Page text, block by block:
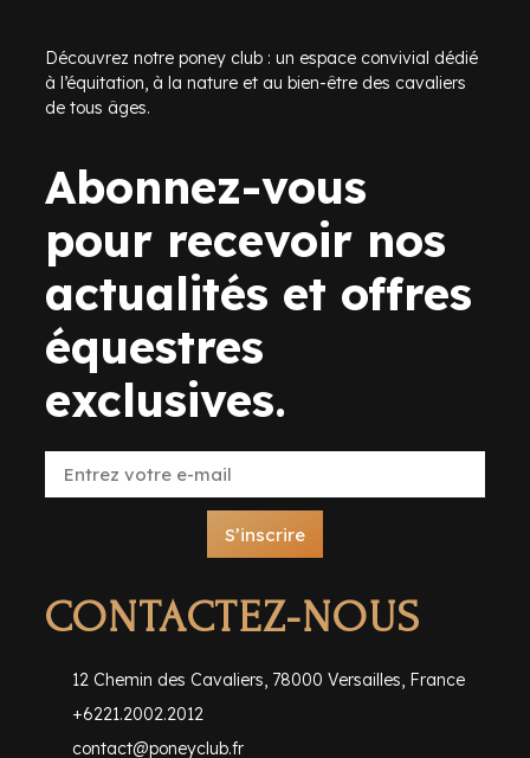
Découvrez notre poney club : un espace convivial dédié
à l’équitation, à la nature et au bien-être des cavaliers
de tous âges.
Abonnez-vous
pour recevoir nos
actualités et offres
équestres
exclusives.
S’inscrire
CONTACTEZ-NOUS
12 Chemin des Cavaliers, 78000 Versailles, France
+6221.2002.2012
contact@poneyclub.fr